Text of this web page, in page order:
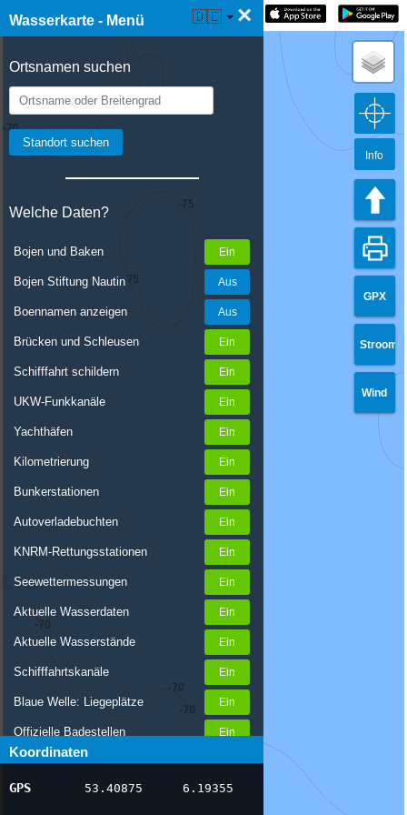
Wasserkarte - Menü ×
Ortsnamen suchen
Welche Daten?
Bojen und Baken
Bojen Stiftung Nautin
Boennamen anzeigen
Brücken und Schleusen
Schifffahrt schildern
UKW-Funkkanäle
Yachthäfen
Kilometrierung
Bunkerstationen
Autoverladebuchten
KNRM-Rettungsstationen
Seewettermessungen
Aktuelle Wasserdaten
Aktuelle Wasserstände
Schifffahrtskanäle
Blaue Welle: Liegeplätze
Offizielle Badestellen
Nachrichten Binnenschifffahrt
AIS-Schiffspositionen
Koordinaten
GPS 53.40875 6.19355
☰ Wasserkarte Live 🇩🇪
GPX
Stroom
Wind
Info